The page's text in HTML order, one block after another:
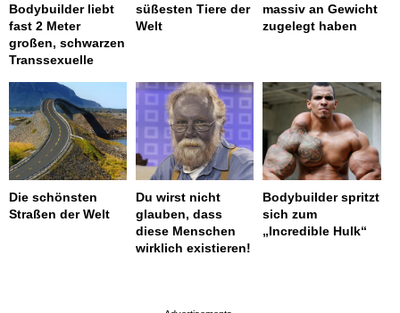
Bodybuilder liebt
fast 2 Meter
großen, schwarzen
Transsexuelle
süßesten Tiere der
Welt
massiv an Gewicht
zugelegt haben
Die schönsten
Straßen der Welt
Du wirst nicht
glauben, dass
diese Menschen
wirklich existieren!
Bodybuilder spritzt
sich zum
„Incredible Hulk“